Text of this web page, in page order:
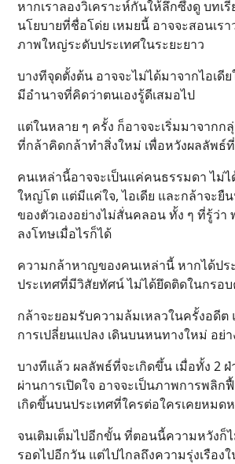
หากเราลองวิเคราะห์กันให้ลึกซึ้งดู บทเรี
นโยบายที่ชื่อโด่ย เหมยนี้ อาจจะสอนเรา
ภาพใหญ่ระดับประเทศในระยะยาว
บางทีจุดตั้งต้น อาจจะไม่ได้มาจากไอเดี
มีอำนาจที่คิดว่าตนเองรู้ดีเสมอไป
แต่ในหลาย ๆ ครั้ง ก็อาจจะเริ่มมาจากก
ที่กล้าคิดกล้าทำสิ่งใหม่ เพื่อหวังผลลัพธ์
คนเหล่านี้อาจจะเป็นแค่คนธรรมดา ไม่
ใหญ่โต แต่มีแค่ใจ, ไอเดีย และกล้าจะยื
ของตัวเองอย่างไม่สั่นคลอน ทั้ง ๆ ที่รู้ว่า
ลงโทษเมื่อไรก็ได้
ความกล้าหาญของคนเหล่านี้ หากได้ปร
ประเทศที่มีวิสัยทัศน์ ไม่ได้ยึดติดในกรอ
กล้าจะยอมรับความล้มเหลวในครั้งอดีต
การเปลี่ยนแปลง เดินบนหนทางใหม่ อย่า
บางทีแล้ว ผลลัพธ์ที่จะเกิดขึ้น เมื่อทั้ง 2
ผ่านการเปิดใจ อาจจะเป็นภาพการพลิก
เกิดขึ้นบนประเทศที่ใครต่อใครเคยหมด
จนเติมเต็มไปอีกขั้น ที่ตอนนี้ความหวังก็
รอดไปอีกวัน แต่ไปไกลถึงความรุ่งเรือง